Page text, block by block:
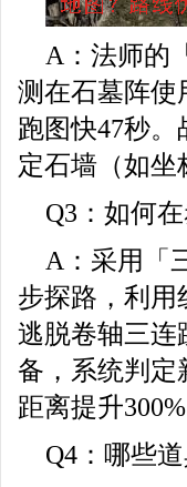
A：法师的
测在石墓阵使
跑图快47秒
定石墙（如坐
Q3：如何
A：采用「
步探路，利用
逃脱卷轴三
备，系统判定
距离提升300%
Q4：哪些